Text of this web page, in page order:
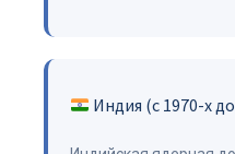
Индия (с 1970-х